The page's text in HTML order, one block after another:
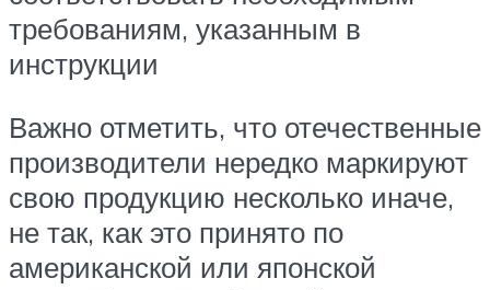
требованиям, указанным в
инструкции
Важно отметить, что отечественные
производители нередко маркируют
свою продукцию несколько иначе,
не так, как это принято по
американской или японской